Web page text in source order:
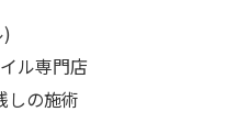
ル専門店
の施術